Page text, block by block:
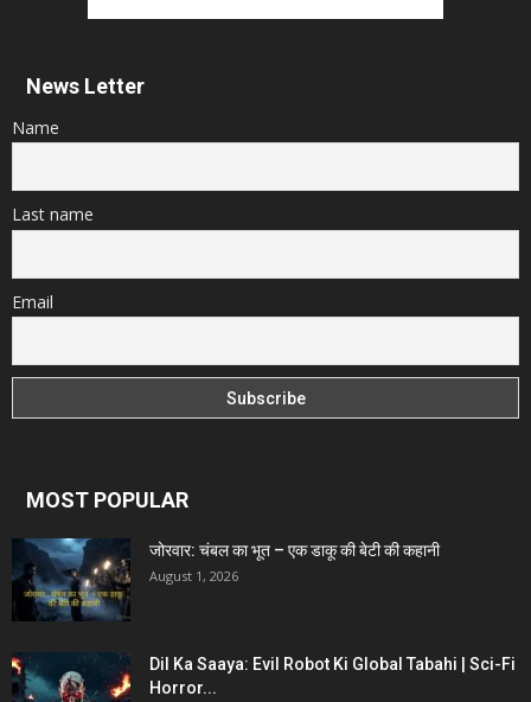
News Letter
Name
Last name
Email
MOST POPULAR
जोरवार: चंबल का भूत – एक डाकू की बेटी की कहानी
August 1, 2026
Dil Ka Saaya: Evil Robot Ki Global Tabahi | Sci-Fi
Horror...